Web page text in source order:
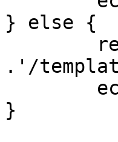
} else {
.'/
}